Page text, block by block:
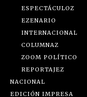
ESPECTÁCULOZ
EZENARIO
INTERNACIONAL
COLUMNAZ
ZOOM POLÍTICO
REPORTAJEZ
NACIONAL
EDICIÓN IMPRESA